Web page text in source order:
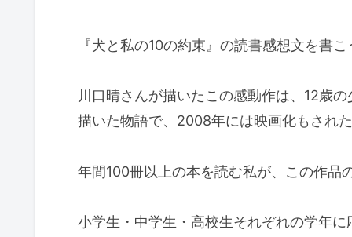
『犬と私の10の約束』の読書感想文を書
川口晴さんが描いたこの感動作は、12歳
描いた物語で、2008年には映画化もされ
年間100冊以上の本を読む私が、この作品
小学生・中学生・高校生それぞれの学年